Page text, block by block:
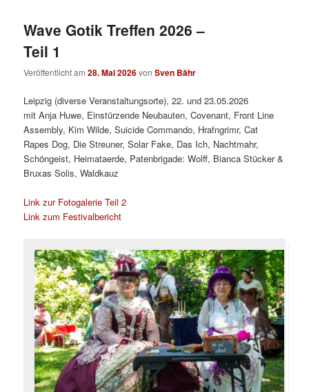
Wave Gotik Treffen 2026 –
Teil 1
Veröffentlicht am28. Mai 2026vonSven Bähr
Leipzig (diverse Veranstaltungsorte), 22. und 23.05.2026
mit Anja Huwe, Einstürzende Neubauten, Covenant, Front Line
Assembly, Kim Wilde, Suicide Commando, Hrafngrimr, Cat
Rapes Dog, Die Streuner, Solar Fake, Das Ich, Nachtmahr,
Schöngeist, Heimataerde, Patenbrigade: Wolff, Bianca Stücker &
Bruxas Solis, Waldkauz
Link zur Fotogalerie Teil 2
Link zum Festivalbericht